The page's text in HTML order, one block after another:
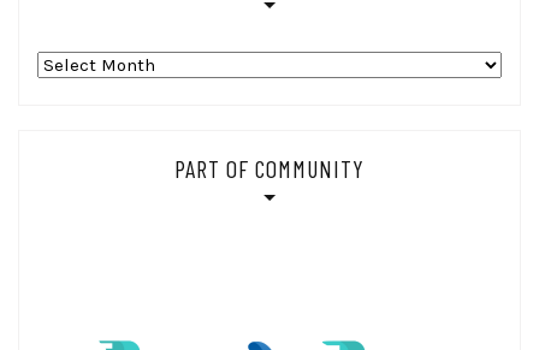
Arsip_
PART OF COMMUNITY